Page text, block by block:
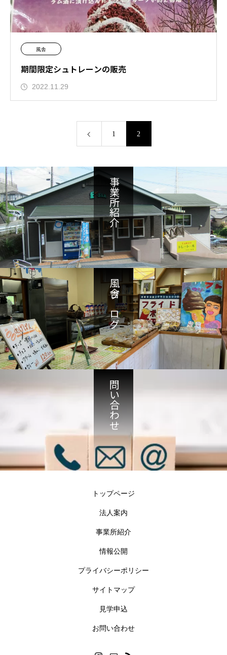
風舎
期間限定シュトレーンの販売
2022.11.29
1 2
事業所紹介
風舎ブログ
問い合わせ
トップページ
法人案内
事業所紹介
情報公開
プライバシーポリシー
サイトマップ
見学申込
お問い合わせ